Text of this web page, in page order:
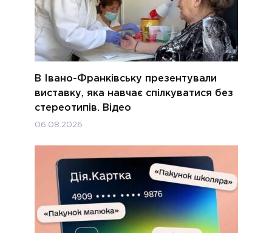
В Івано-Франківську презентували
виставку, яка навчає спілкуватися без
стереотипів. Відео
06.08.2026